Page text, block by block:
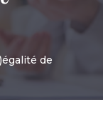
de